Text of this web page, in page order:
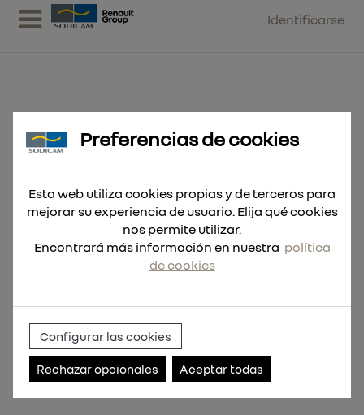
Identificarse
Broca RED HEX Shockwave™
HSS-G Tin 7,5mm
Preferencias de cookies
Esta web utiliza cookies propias y de terceros para
mejorar su experiencia de usuario. Elija qué cookies
nos permite utilizar.
Encontrará más información en nuestra política
de cookies
Configurar las cookies
Rechazar opcionales Aceptar todas